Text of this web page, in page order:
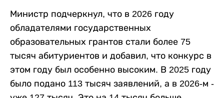
Министр подчеркнул, что в 2026 году
обладателями государственных
образовательных грантов стали более 75
тысяч абитуриентов и добавил, что конкурс в
этом году был особенно высоким. В 2025 году
было подано 113 тысяч заявлений, а в 2026-м -